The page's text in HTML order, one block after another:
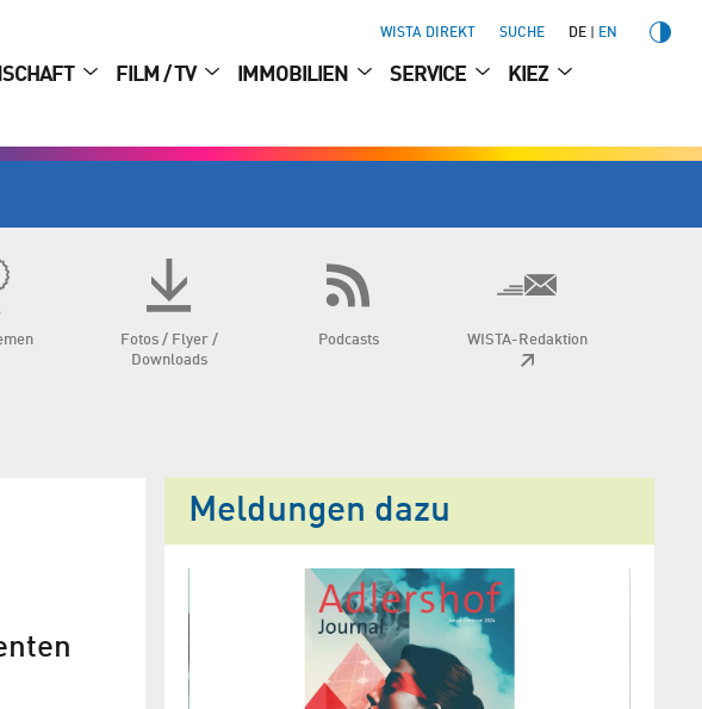
WISTA DIREKT SUCHE DE EN
FILM / TV IMMOBILIEN SERVICE KIEZ
Fotos / Flyer /
Downloads
Podcasts WISTA-Redaktion
Meldungen dazu